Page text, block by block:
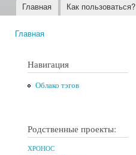
Главное меню
Главная Как пользоваться?
Главная
Навигация
Облако тэгов
Родственные проекты:
ХРОНОС